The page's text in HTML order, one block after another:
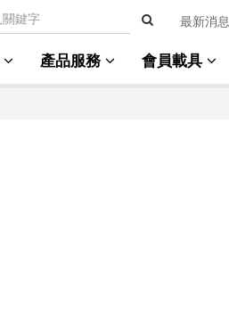
最新消息
產品服務 會員載具